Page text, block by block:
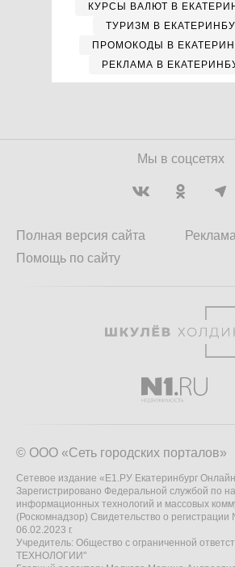
КУРСЫ ВАЛЮТ В
ТУРИЗМ В
ПРОМОКОДЫ В
РЕКЛАМА В
Мы в соцсетях
Полная версия сайта
Помощь по сайту
© ООО «Сеть городских порталов»
Сетевое издание «Е1.РУ Екатеринбург
Зарегистрировано Федеральной службой по
информационных технологий и массовых
(Роскомнадзор) Свидетельство о
06.02.2023 г.
Учредитель: Общество с ограниченной
ТЕХНОЛОГИИ"